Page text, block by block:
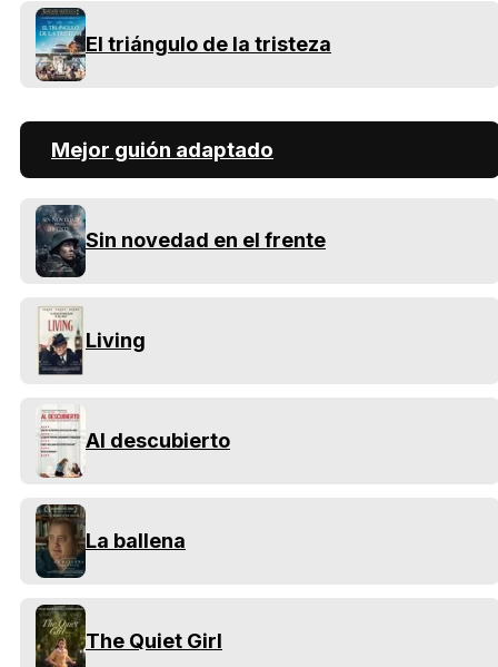
El triángulo de la tristeza
Mejor guión adaptado
Sin novedad en el frente
Living
Al descubierto
La ballena
The Quiet Girl